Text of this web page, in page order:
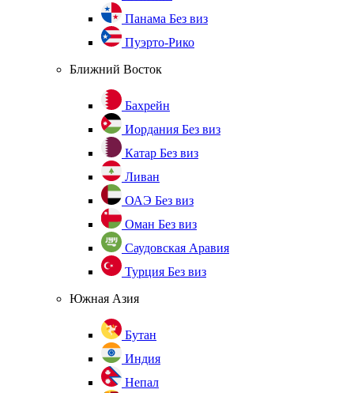
Панама Без виз
Пуэрто-Рико
Ближний Восток
Бахрейн
Иордания Без виз
Катар Без виз
Ливан
ОАЭ Без виз
Оман Без виз
Саудовская Аравия
Турция Без виз
Южная Азия
Бутан
Индия
Непал